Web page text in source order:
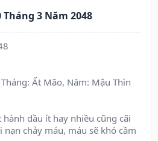
3 Năm 2048
Ất Mão, Năm: Mậu Thìn
hành dầu ít hay nhiều cũng cãi
chảy máu, máu sẽ khó cầm